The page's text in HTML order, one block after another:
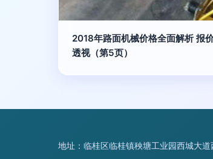
2018年路面机械价格全面解析 报
透视（第5页）
地址：临桂区临桂镇秧塘工业园西城大